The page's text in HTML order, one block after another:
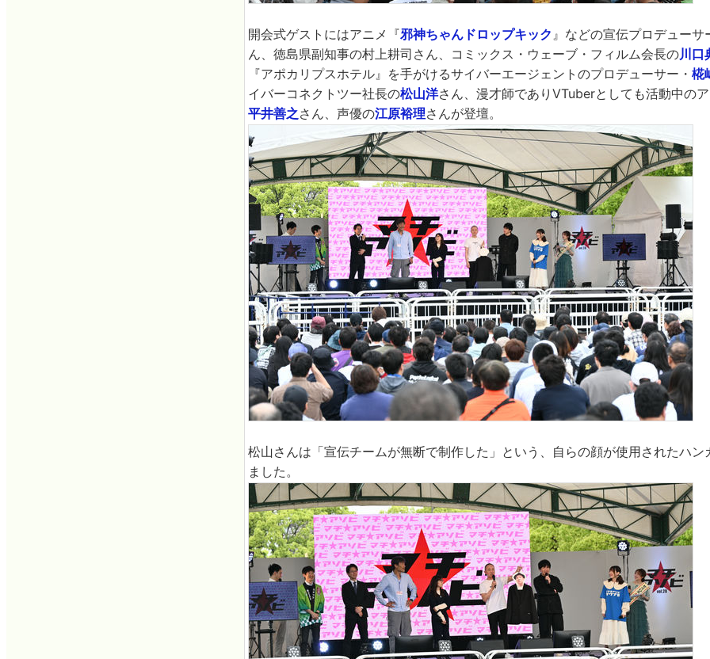
開会式ゲストにはアニメ『邪神ちゃんドロップキック 』などの宣伝プロデュー
ん、徳島県副知事の村上耕司さん、コミックス・ウェーブ・フィルム会長の川口
『アポカリプスホテル』を手がけるサイバーエージェントのプロデューサー・ 椛
イバーコネクトツー社長の松山洋さん、漫才師でありVTuberとしても活動中の
平井善之さん、声優の江原裕理さんが登壇。
松山さんは「宣伝チームが無断で制作した」という、自らの顔が使用されたハン
ました。